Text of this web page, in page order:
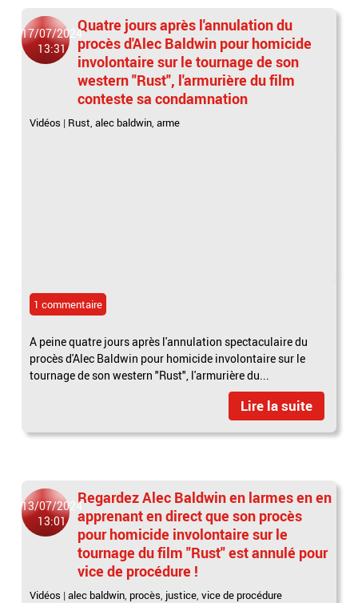
17/07/2024
13:31
Quatre jours après l'annulation du
procès d'Alec Baldwin pour homicide
involontaire sur le tournage de son
western "Rust", l'armurière du film
conteste sa condamnation
Vidéos | Rust,alec baldwin,arme
1 commentaire
A peine quatre jours après l'annulation spectaculaire du
procès d'Alec Baldwin pour homicide involontaire sur le
tournage de son western "Rust", l'armurière du...
Lire la suite
13/07/2024
13:01
Regardez Alec Baldwin en larmes en en
apprenant en direct que son procès
pour homicide involontaire sur le
tournage du film "Rust" est annulé pour
vice de procédure !
Vidéos |alec baldwin, procès, justice,vice de procédure